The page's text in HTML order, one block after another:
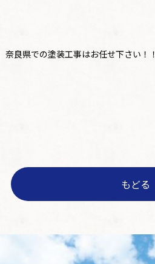
奈良県での塗装工事はお任せ下さい！！
もどる